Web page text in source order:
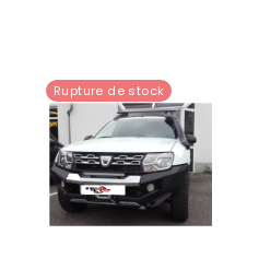
Rupture de stock